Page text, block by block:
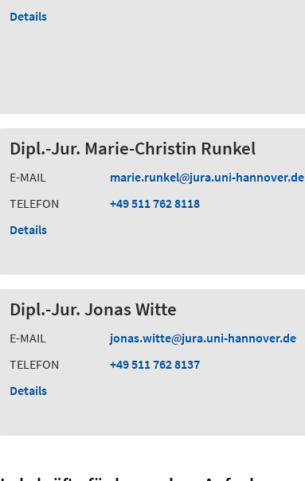
Details
Dipl.-Jur. Marie-Christin Runkel
E-MAIL marie.runkel
jura.uni-hannover.de
TELEFON
+49 511 762 8118
Details
Dipl.-Jur. Jonas Witte
E-MAIL jonas.witte
jura.uni-hannover.de
TELEFON
+49 511 762 8137
Details